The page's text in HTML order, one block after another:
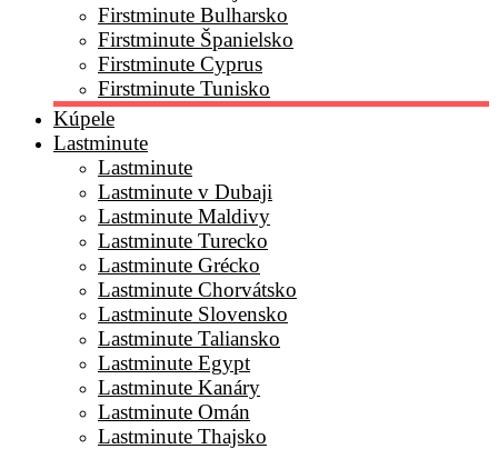
Firstminute Bulharsko
Firstminute Španielsko
Firstminute Cyprus
Firstminute Tunisko
Kúpele
Lastminute
Lastminute
Lastminute v Dubaji
Lastminute Maldivy
Lastminute Turecko
Lastminute Grécko
Lastminute Chorvátsko
Lastminute Slovensko
Lastminute Taliansko
Lastminute Egypt
Lastminute Kanáry
Lastminute Omán
Lastminute Thajsko